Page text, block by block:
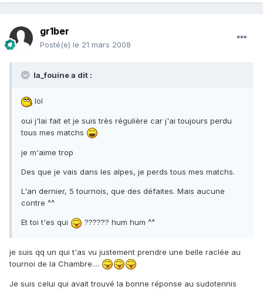
gr1ber
Posté(e) le 21 mars 2008
la_fouine a dit :
lol
oui j'lai fait et je suis très régulière car j'ai toujours perdu
tous mes matchs
je m'aime trop
Des que je vais dans les alpes, je perds tous mes matchs.
L'an dernier, 5 tournois, que des défaites. Mais aucune
contre ^^
Et toi t'es qui ?????? hum hum ^^
je suis qq un qui t'as vu justement prendre une belle raclée au
tournoi de la Chambre....
Je suis celui qui avait trouvé la bonne réponse au sudotennis